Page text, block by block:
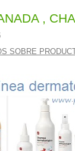
,
SOBRE